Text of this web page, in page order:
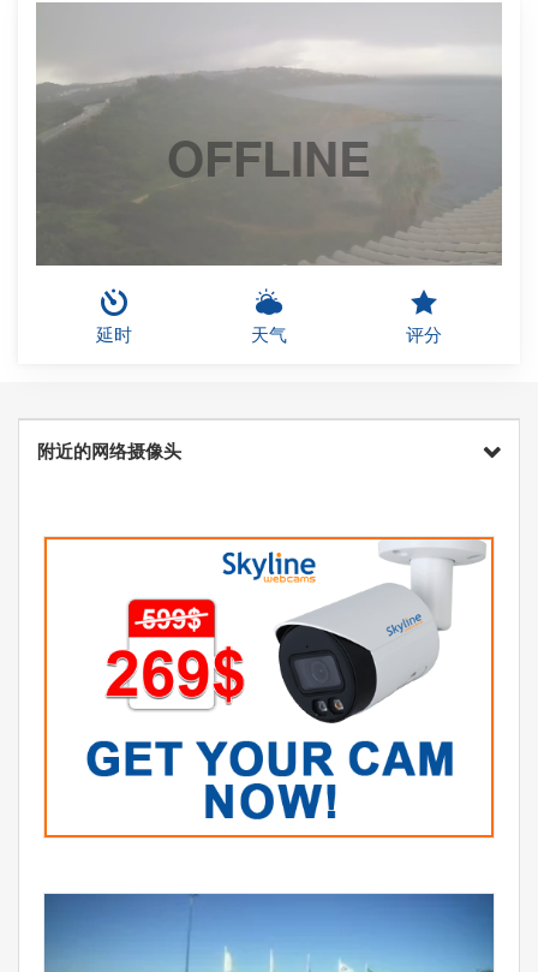
OFFLINE
延时 天气 评分
附近的网络摄像头